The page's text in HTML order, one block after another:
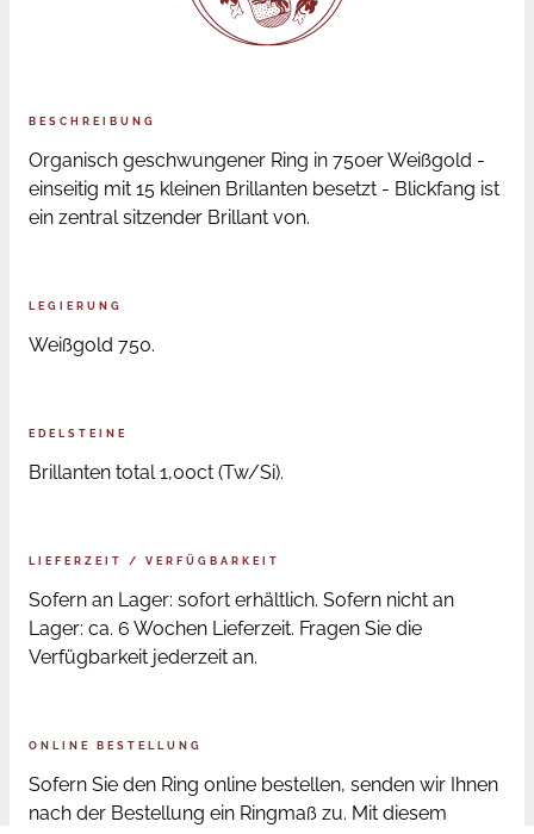
BESCHREIBUNG
Organisch geschwungener Ring in 750er Weißgold -
einseitig mit 15 kleinen Brillanten besetzt - Blickfang ist
ein zentral sitzender Brillant von.
LEGIERUNG
Weißgold 750.
EDELSTEINE
Brillanten total 1,00ct (Tw/Si).
LIEFERZEIT / VERFÜGBARKEIT
Sofern an Lager: sofort erhältlich. Sofern nicht an
Lager: ca. 6 Wochen Lieferzeit. Fragen Sie die
Verfügbarkeit jederzeit an.
ONLINE BESTELLUNG
Sofern Sie den Ring online bestellen, senden wir Ihnen
nach der Bestellung ein Ringmaß zu. Mit diesem